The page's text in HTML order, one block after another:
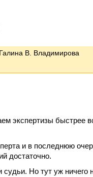
Галина В. Владимирова
экспертизы быстрее
и в последнюю
достаточно.
Но тут уж ничего